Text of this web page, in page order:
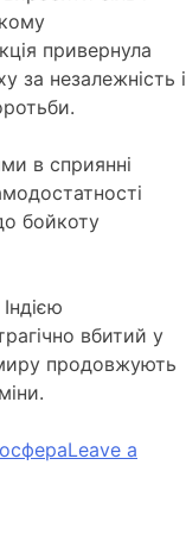
привернула
за незалежність і
в сприянні
бойкоту
вбитий у
миру продовжують
Leave a